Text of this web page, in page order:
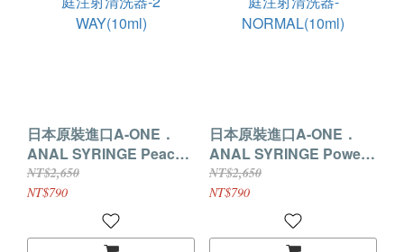
日本原裝進口A-ONE．
ANAL SYRINGE Peace
後庭注射清洗器-2
WAY(10ml)
NT$2,650
NT$790
日本原裝進口A-ONE．
ANAL SYRINGE Power
後庭注射清洗器-
NORMAL(10ml)
NT$2,650
NT$790